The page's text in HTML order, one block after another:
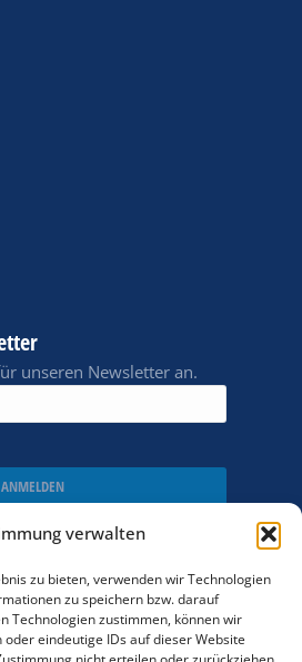
verwalten
zu bieten, verwenden wir Technologien
zu speichern bzw. darauf
Technologien zustimmen, können wir
eindeutige IDs auf dieser Website
unseren Newsletter an.
ANMELDEN